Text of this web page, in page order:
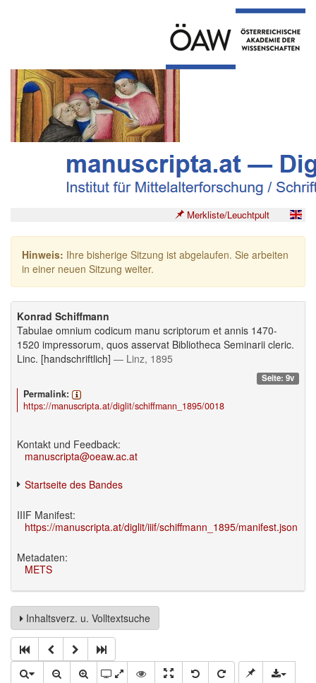
Merkliste/Leuchtpult
Hinweis: Ihre bisherige Sitzung ist abgelaufen. Sie arbeiten
in einer neuen Sitzung weiter.
Konrad Schiffmann
Tabulae omnium codicum manu scriptorum et annis 1470-
1520 impressorum, quos asservat Bibliotheca Seminarii cleric.
Linc. [handschriftlich] — Linz, 1895
Seite: 9v
Permalink:
https://manuscripta.at/diglit/schiffmann_1895/0018
Kontakt und Feedback:
manuscripta@oeaw.ac.at
Startseite des Bandes
IIIF Manifest:
https://manuscripta.at/diglit/iiif/schiffmann_1895/manifest.json
Metadaten:
METS
Inhaltsverz. u. Volltextsuche